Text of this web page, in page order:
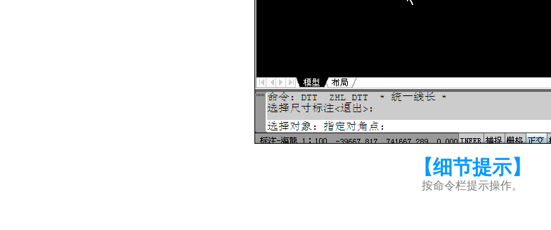
【细节提示】
按命令栏提示操作。